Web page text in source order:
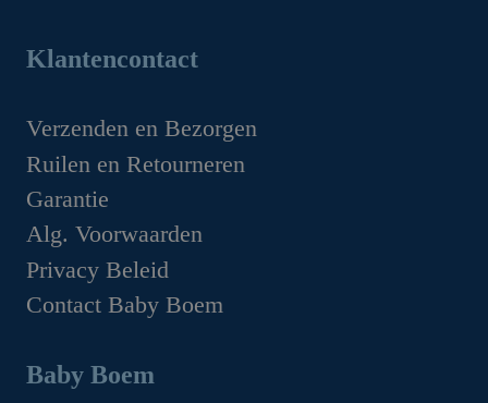
€49.95.
€44.95.
prijs
prijs
Klantencontact
Verzenden en Bezorgen
Ruilen en Retourneren
Garantie
Alg. Voorwaarden
Privacy Beleid
Contact Baby Boem
Baby Boem